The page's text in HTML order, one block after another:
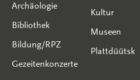
Archäologie
Bibliothek
Bildung/RPZ
Gezeitenkonzerte
Kultur
Museen
Plattdüütsk